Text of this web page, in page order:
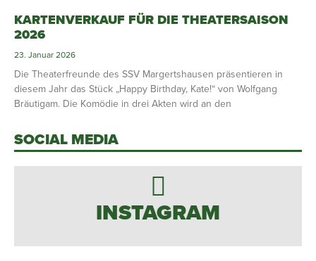
KARTENVERKAUF FÜR DIE THEATERSAISON
2026
23. Januar 2026
Die Theaterfreunde des SSV Margertshausen präsentieren in
diesem Jahr das Stück „Happy Birthday, Kate!“ von Wolfgang
Bräutigam. Die Komödie in drei Akten wird an den
SOCIAL MEDIA
INSTAGRAM